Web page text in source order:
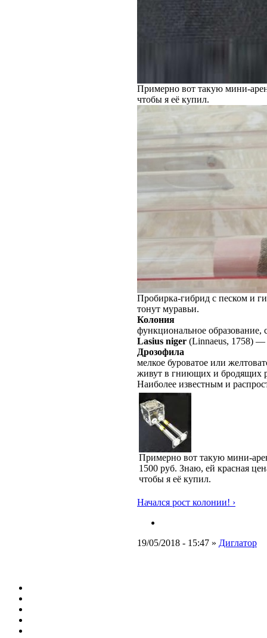
Примерно вот такую мини-
чтобы я её купил.
Пробирка-гибрид с песком и
тонут муравьи.
Колония
функциональное
Lasius niger (Linnaeus, 1758) —
Дрозофила
мелкое буроватое или
живут в гниющих и бродящих
Наиболее известным и
Примерно вот такую мини-
1500 руб. Знаю, ей красная
чтобы я её купил.
Начался рост колонии! ›
19/05/2018 - 15:47 » Диглатор